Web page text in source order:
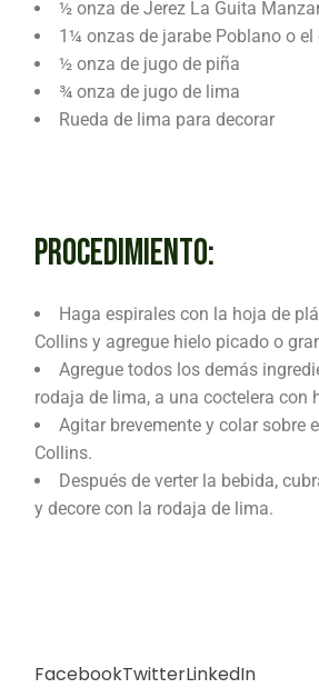
½ onza de Jerez La Guita
1¼ onzas de jarabe Poblano o el
½ onza de jugo de piña
¾ onza de jugo de lima
Rueda de lima para decorar
PROCEDIMIENTO:
Haga espirales con la hoja de
Collins y agregue hielo picado o
Agregue todos los demás
rodaja de lima, a una coctelera con
Agitar brevemente y colar sobre
Collins.
Después de verter la bebida,
y decore con la rodaja de lima.
FacebookTwitterLinkedIn